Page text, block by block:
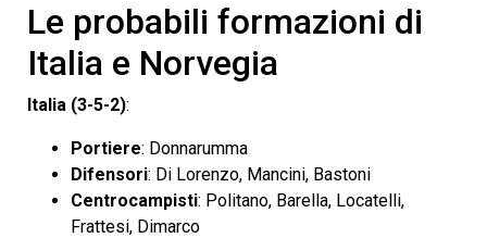
Le probabili formazioni di
Italia e Norvegia
Italia (3-5-2):
Portiere: Donnarumma
Difensori: Di Lorenzo, Mancini, Bastoni
Centrocampisti: Politano, Barella, Locatelli,
Frattesi, Dimarco